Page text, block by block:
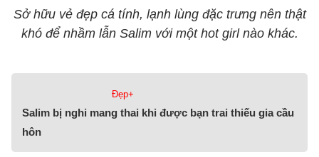
Sở hữu vẻ đẹp cá tính, lạnh lùng đặc trưng nên thật
khó để nhầm lẫn Salim với một hot girl nào khác.
Đẹp+
Salim bị nghi mang thai khi được bạn trai thiếu gia cầu
hôn